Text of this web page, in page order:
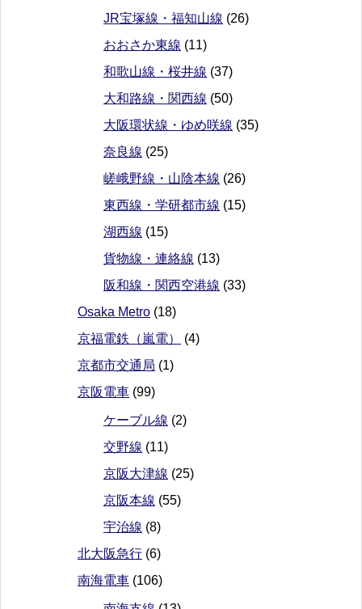
JR宝塚線・福知山線 (26)
おおさか東線 (11)
和歌山線・桜井線 (37)
大和路線・関西線 (50)
大阪環状線・ゆめ咲線 (35)
奈良線 (25)
嵯峨野線・山陰本線 (26)
東西線・学研都市線 (15)
湖西線 (15)
貨物線・連絡線 (13)
阪和線・関西空港線 (33)
Osaka Metro (18)
京福電鉄（嵐電）
(4)
京都市交通局 (1)
京阪電車 (99)
ケーブル線 (2)
交野線 (11)
京阪大津線 (25)
京阪本線 (55)
宇治線 (8)
北大阪急行 (6)
南海電車 (106)